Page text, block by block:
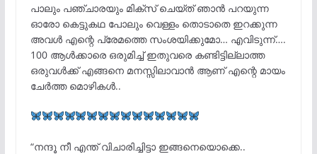
പാലും പഞ്ചാരയും മിക്സ്‌ ചെയ്ത് ഞാൻ പറയുന്ന
ഓരോ കെട്ടുകഥ പോലും വെള്ളം തൊടാതെ ഇറക്കുന്ന
അവൾ എന്റെ പ്രേമത്തെ സംശയിക്കുമോ… എവിടുന്ന്….
100 ആൾക്കാരെ ഒരുമിച്ച് ഇതുവരെ കണ്ടിട്ടില്ലാത്ത
ഒരുവൾക്ക് എങ്ങനെ മനസ്സിലാവാൻ ആണ് എന്റെ മായം
ചേർത്ത മൊഴികൾ..
“നന്ദൂ നീ എന്ത് വിചാരിച്ചിട്ടാ ഇങ്ങനെയൊക്കെ..